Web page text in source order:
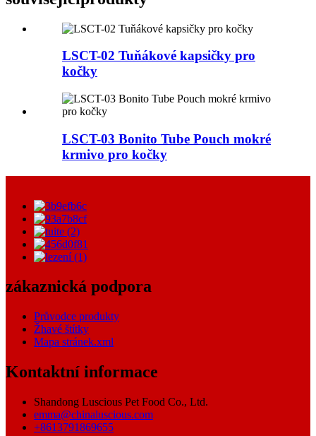
LSCT-02 Tuňákové kapsičky pro
kočky
LSCT-03 Bonito Tube Pouch mokré
krmivo pro kočky
zákaznická podpora
Průvodce produkty
Žhavé štítky
Mapa stránek.xml
Kontaktní informace
Shandong Luscious Pet Food Co., Ltd.
emma@chinaluscious.com
+8613791869655